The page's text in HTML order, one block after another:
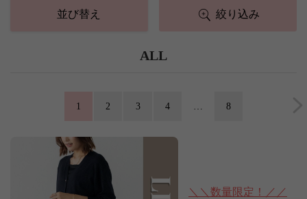
並び替え 絞り込み
ALL
1 2 3 4 … 8
＼＼数量限定！／／